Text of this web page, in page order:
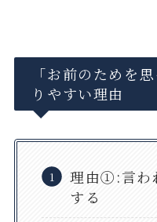
「お前のためを
りやすい理由
理由①:言わ
する